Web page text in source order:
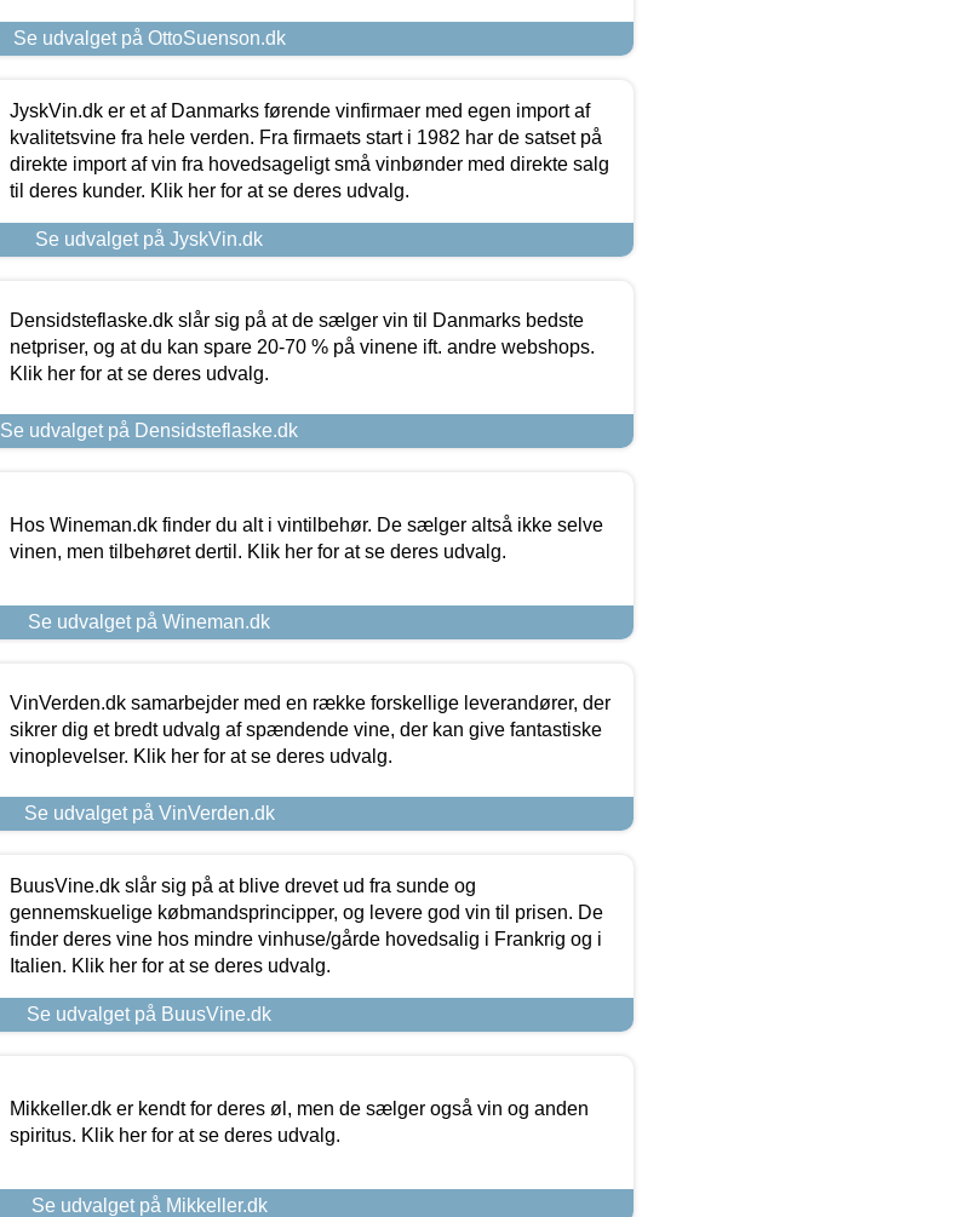
Se udvalget på OttoSuenson.dk
JyskVin.dk er et af Danmarks førende vinfirmaer med egen import af
kvalitetsvine fra hele verden. Fra firmaets start i 1982 har de satset på
direkte import af vin fra hovedsageligt små vinbønder med direkte salg
til deres kunder. Klik her for at se deres udvalg.
Se udvalget på JyskVin.dk
Densidsteflaske.dk slår sig på at de sælger vin til Danmarks bedste
netpriser, og at du kan spare 20-70 % på vinene ift. andre webshops.
Klik her for at se deres udvalg.
Se udvalget på Densidsteflaske.dk
Hos Wineman.dk finder du alt i vintilbehør. De sælger altså ikke selve
vinen, men tilbehøret dertil. Klik her for at se deres udvalg.
Se udvalget på Wineman.dk
VinVerden.dk samarbejder med en række forskellige leverandører, der
sikrer dig et bredt udvalg af spændende vine, der kan give fantastiske
vinoplevelser. Klik her for at se deres udvalg.
Se udvalget på VinVerden.dk
BuusVine.dk slår sig på at blive drevet ud fra sunde og
gennemskuelige købmandsprincipper, og levere god vin til prisen. De
finder deres vine hos mindre vinhuse/gårde hovedsalig i Frankrig og i
Italien. Klik her for at se deres udvalg.
Se udvalget på BuusVine.dk
Mikkeller.dk er kendt for deres øl, men de sælger også vin og anden
spiritus. Klik her for at se deres udvalg.
Se udvalget på Mikkeller.dk